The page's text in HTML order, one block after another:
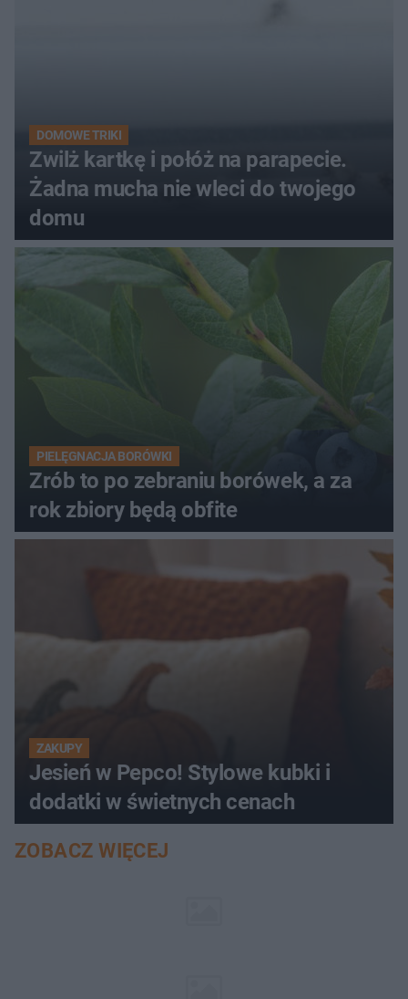
DOMOWE TRIKI
Zwilż kartkę i połóż na parapecie.
Żadna mucha nie wleci do twojego
domu
PIELĘGNACJA BORÓWKI
Zrób to po zebraniu borówek, a za
rok zbiory będą obfite
ZAKUPY
Jesień w Pepco! Stylowe kubki i
dodatki w świetnych cenach
ZOBACZ WIĘCEJ